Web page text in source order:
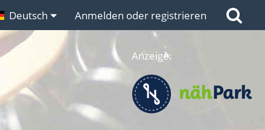
Links
Deutsch Anmelden oder registrieren
Anzeige: